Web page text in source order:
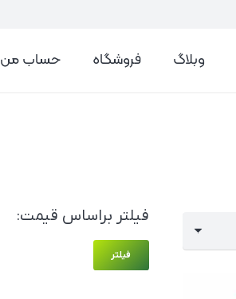
وبلاگ فروشگاه حساب من
فیلتر براساس قیمت:
فیلتر